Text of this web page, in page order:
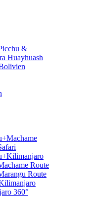
&
Huayhuash
Route
Route
360°